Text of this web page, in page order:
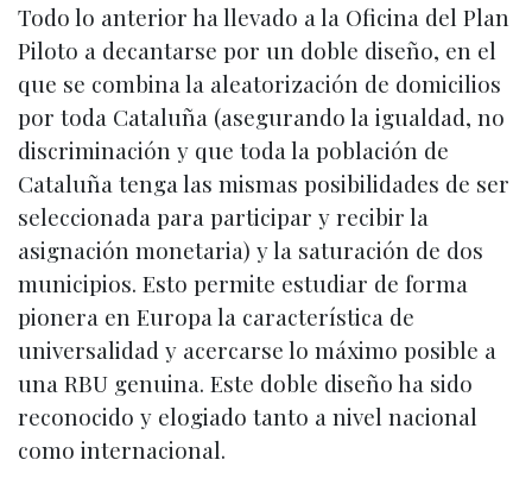
Todo lo anterior ha llevado a la Oficina del Plan
Piloto a decantarse por un doble diseño, en el
que se combina la aleatorización de domicilios
por toda Cataluña (asegurando la igualdad, no
discriminación y que toda la población de
Cataluña tenga las mismas posibilidades de ser
seleccionada para participar y recibir la
asignación monetaria) y la saturación de dos
municipios. Esto permite estudiar de forma
pionera en Europa la característica de
universalidad y acercarse lo máximo posible a
una RBU genuina. Este doble diseño ha sido
reconocido y elogiado tanto a nivel nacional
como internacional.